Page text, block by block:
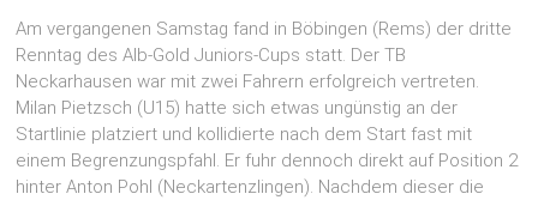
Am vergangenen Samstag fand in Böbingen (Rems) der dritte
Renntag des Alb-Gold Juniors-Cups statt. Der TB
Neckarhausen war mit zwei Fahrern erfolgreich vertreten.
Milan Pietzsch (U15) hatte sich etwas ungünstig an der
Startlinie platziert und kollidierte nach dem Start fast mit
einem Begrenzungspfahl. Er fuhr dennoch direkt auf Position 2
hinter Anton Pohl (Neckartenzlingen). Nachdem dieser die